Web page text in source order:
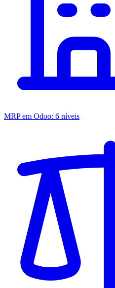
MRP em Odoo: 6 níveis